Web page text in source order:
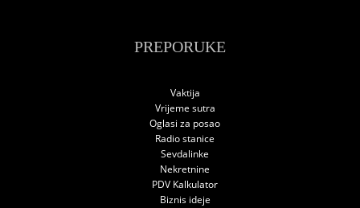
PREPORUKE
Vaktija
Vrijeme sutra
Oglasi za posao
Radio stanice
Sevdalinke
Nekretnine
PDV Kalkulator
Biznis ideje